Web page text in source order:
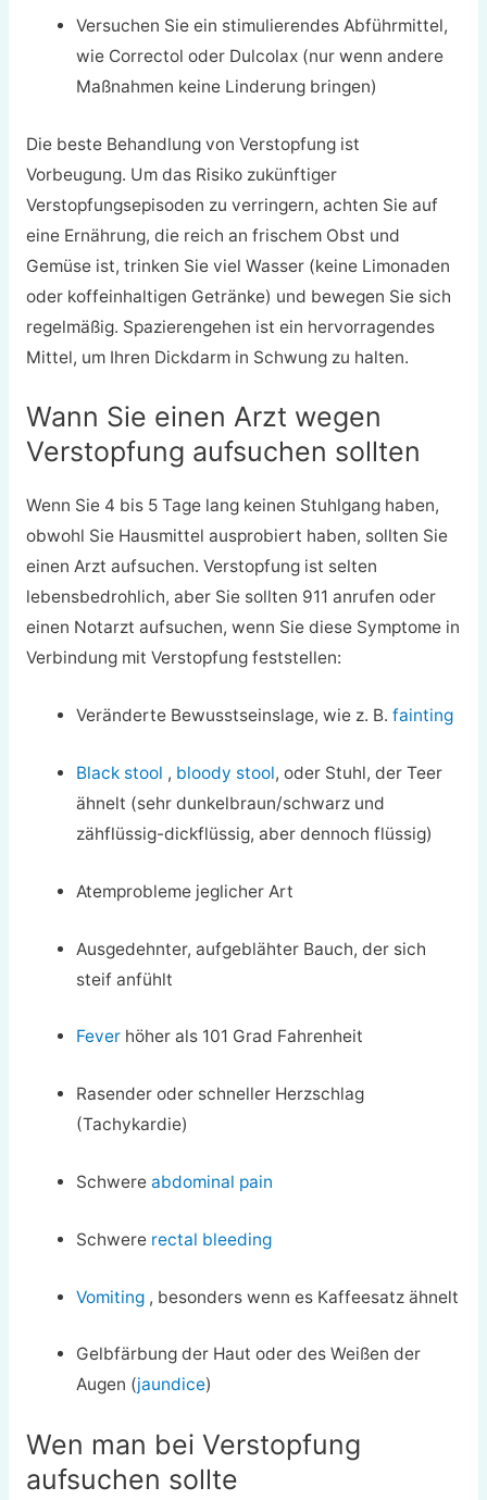
Versuchen Sie ein stimulierendes Abführmittel,
wie Correctol oder Dulcolax (nur wenn andere
Maßnahmen keine Linderung bringen)
Die beste Behandlung von Verstopfung ist
Vorbeugung. Um das Risiko zukünftiger
Verstopfungsepisoden zu verringern, achten Sie auf
eine Ernährung, die reich an frischem Obst und
Gemüse ist, trinken Sie viel Wasser (keine Limonaden
oder koffeinhaltigen Getränke) und bewegen Sie sich
regelmäßig. Spazierengehen ist ein hervorragendes
Mittel, um Ihren Dickdarm in Schwung zu halten.
Wann Sie einen Arzt wegen
Verstopfung aufsuchen sollten
Wenn Sie 4 bis 5 Tage lang keinen Stuhlgang haben,
obwohl Sie Hausmittel ausprobiert haben, sollten Sie
einen Arzt aufsuchen. Verstopfung ist selten
lebensbedrohlich, aber Sie sollten 911 anrufen oder
einen Notarzt aufsuchen, wenn Sie diese Symptome in
Verbindung mit Verstopfung feststellen:
Veränderte Bewusstseinslage, wie z. B.fainting
Black stool , bloody stool, oder Stuhl, der Teer
ähnelt (sehr dunkelbraun/schwarz und
zähflüssig-dickflüssig, aber dennoch flüssig)
Atemprobleme jeglicher Art
Ausgedehnter, aufgeblähter Bauch, der sich
steif anfühlt
Fever höher als 101 Grad Fahrenheit
Rasender oder schneller Herzschlag
(Tachykardie)
Schwereabdominal pain
Schwere rectal bleeding
Vomiting , besonders wenn es Kaffeesatz ähnelt
Gelbfärbung der Haut oder des Weißen der
Augen (jaundice)
Wen man bei Verstopfung
aufsuchen sollte